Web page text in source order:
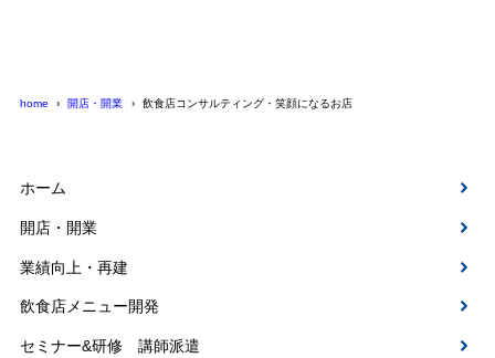
home 開店・開業 飲食店コンサルティング・笑顔になるお店
ホーム
開店・開業
業績向上・再建
飲食店メニュー開発
セミナー&研修 講師派遣